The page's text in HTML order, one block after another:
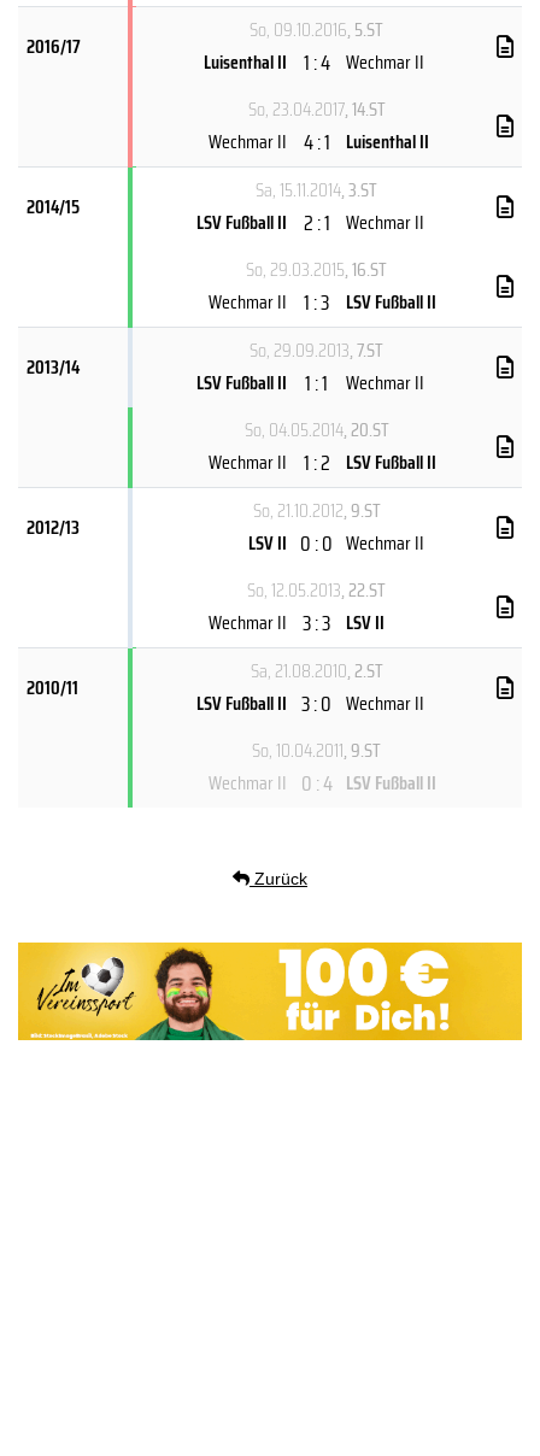
2016/17
So, 09.10.2016, 5.ST
Luisenthal II 1 : 4 Wechmar II
So, 23.04.2017, 14.ST
Wechmar II 4 : 1 Luisenthal II
2014/15
Sa, 15.11.2014, 3.ST
LSV Fußball II 2 : 1 Wechmar II
So, 29.03.2015, 16.ST
Wechmar II 1 : 3 LSV Fußball II
2013/14
So, 29.09.2013, 7.ST
LSV Fußball II
1 : 1
Wechmar II
So, 04.05.2014, 20.ST
Wechmar II 1 : 2 LSV Fußball II
2012/13
So, 21.10.2012, 9.ST
LSV II 0 : 0 Wechmar II
So, 12.05.2013, 22.ST
Wechmar II 3 : 3 LSV II
2010/11
Sa, 21.08.2010, 2.ST
LSV Fußball II 3 : 0 Wechmar II
So, 10.04.2011, 9.ST
Wechmar II 0 : 4 LSV Fußball II
Zurück